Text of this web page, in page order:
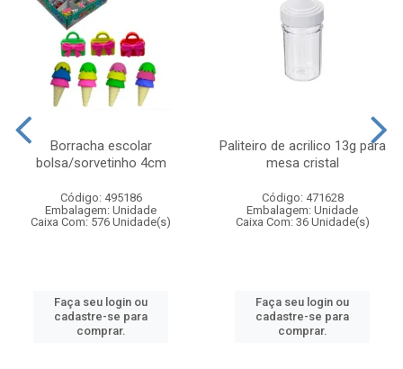
Borracha escolar
bolsa/sorvetinho 4cm
Código: 495186
Embalagem: Unidade
Caixa Com: 576 Unidade(s)
Faça seu login ou
cadastre-se para
comprar.
Paliteiro de acrilico 13g para
mesa cristal
Código: 471628
Embalagem: Unidade
Caixa Com: 36 Unidade(s)
Faça seu login ou
cadastre-se para
comprar.